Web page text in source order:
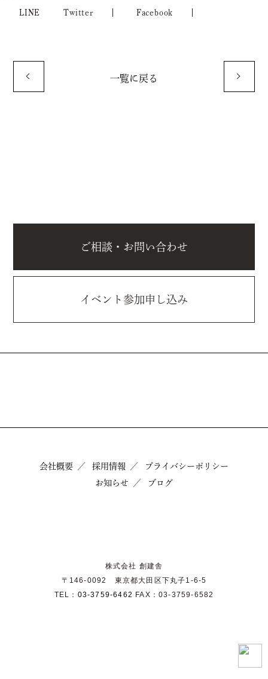
LINE Twitter Facebook
一覧に戻る
ご相談・お問い合わせ
イベント参加申し込み
会社概要 採用情報
プライバシーポリシー
お知らせ
ブログ
株式会社 創建舎
〒146-0092 東京都大田区下丸子1-6-5
TEL： 03-3759-6462 FAX：03-3759-6582